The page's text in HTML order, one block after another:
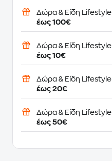
Δώρα & Είδη Lifestyle
έως 100€
Δώρα & Είδη Lifestyle
έως 10€
Δώρα & Είδη Lifestyle
έως 20€
Δώρα & Είδη Lifestyle
έως 50€